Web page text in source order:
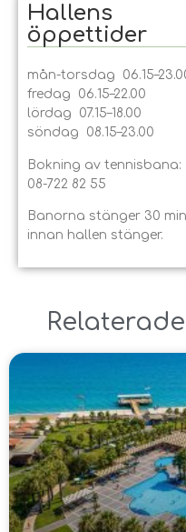
Hallens
öppet­tider
mån-torsdag
fredag 06.15–22.00
lördag 07.15–18.00
söndag 08.15–23.00
Bokning av tennisbana:
08-722 82 55
Banorna stänger 30 min
innan hallen stänger.